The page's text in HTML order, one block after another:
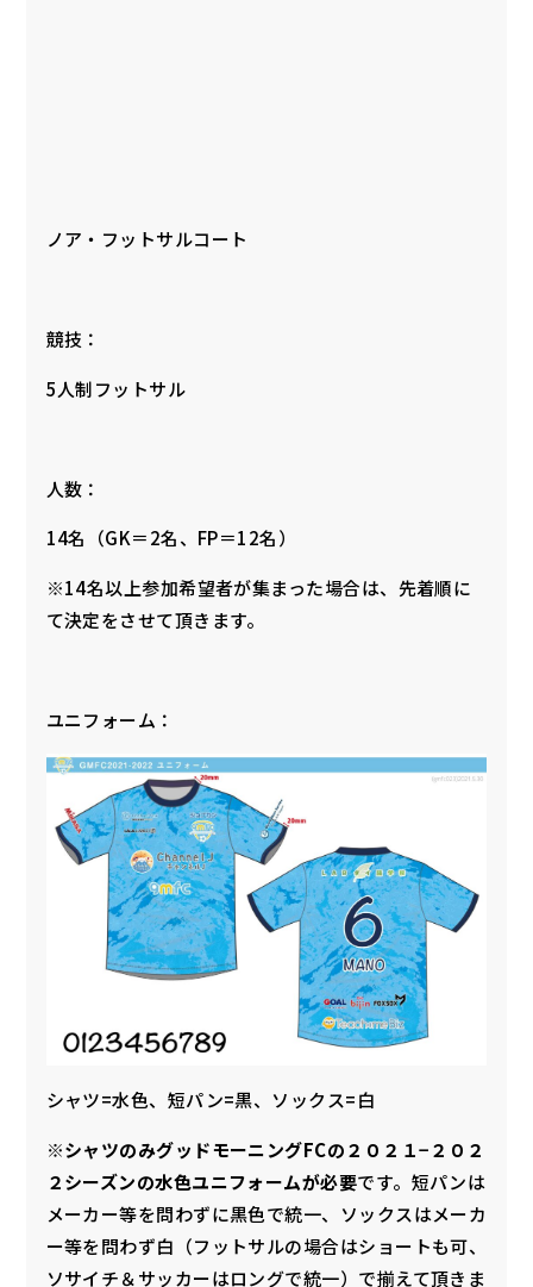
ノア・フットサルコート
競技：
5人制フットサル
人数：
14名（GK＝2名、FP＝12名）
※14名以上参加希望者が集まった場合は、先着順に
て決定をさせて頂きます。
ユニフォーム：
シャツ=水色、短パン=黒、ソックス=白
※シャツのみグッドモーニングFCの２０２１−２０２
２シーズンの水色ユニフォームが必要です。短パンは
メーカー等を問わずに黒色で統一、ソックスはメーカ
ー等を問わず白（フットサルの場合はショートも可、
ソサイチ＆サッカーはロングで統一）で揃えて頂きま